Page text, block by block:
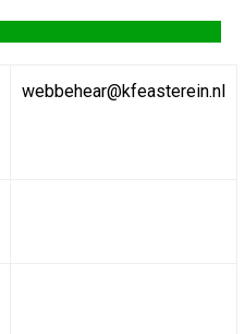
webbehear@kfeasterein.nl